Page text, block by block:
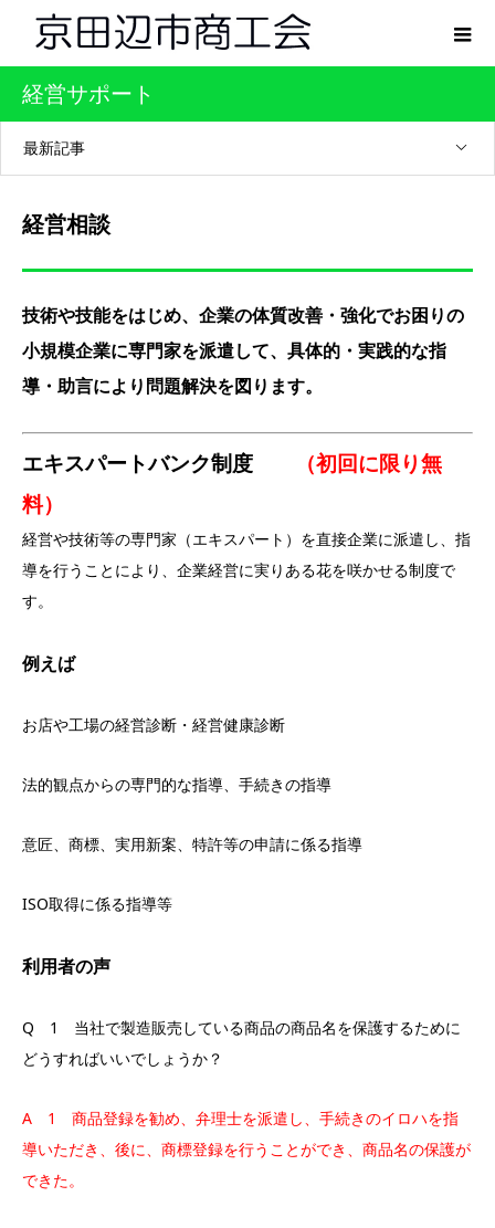
経営サポート
最新記事
経営相談
技術や技能をはじめ、企業の体質改善・強化でお困りの
小規模企業に専門家を派遣して、具体的・実践的な指
導・助言により問題解決を図ります。
エキスパートバンク制度
（初回に限り無
料）
経営や技術等の専門家（エキスパート）を直接企業に派遣し、指
導を行うことにより、企業経営に実りある花を咲かせる制度で
す。
例えば
お店や工場の経営診断・経営健康診断
法的観点からの専門的な指導、手続きの指導
意匠、商標、実用新案、特許等の申請に係る指導
ISO取得に係る指導等
利用者の声
Q 1 当社で製造販売している商品の商品名を保護するために
どうすればいいでしょうか？
A 1 商品登録を勧め、弁理士を派遣し、手続きのイロハを指
導いただき、後に、商標登録を行うことができ、商品名の保護が
できた。